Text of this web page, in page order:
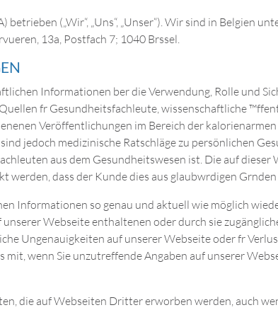
(„Wir“, „Uns“, „Unser“). Wir sind in Belgien
13a, Postfach 7; 1040 Brssel.
Informationen ber die Verwendung, Rolle und
fr Gesundheitsfachleute, wissenschaftliche
Veröffentlichungen im Bereich der
jedoch medizinische Ratschläge zu persönlichen
aus dem Gesundheitswesen ist. Die auf
werden, dass der Kunde dies aus glaubwrdigen
Informationen so genau und aktuell wie möglich
Webseite enthaltenen oder durch sie
Ungenauigkeiten auf unserer Webseite oder fr
wenn Sie unzutreffende Angaben auf unserer
die auf Webseiten Dritter erworben werden, auch